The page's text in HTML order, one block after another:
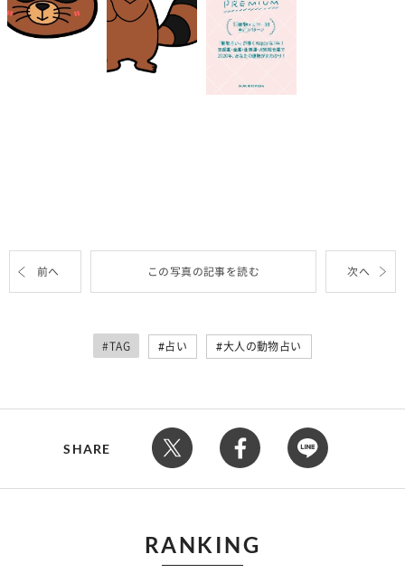
前へ この写真の記事を読む 次へ
#TAG 占い 大人の動物占い
SHARE
RANKING